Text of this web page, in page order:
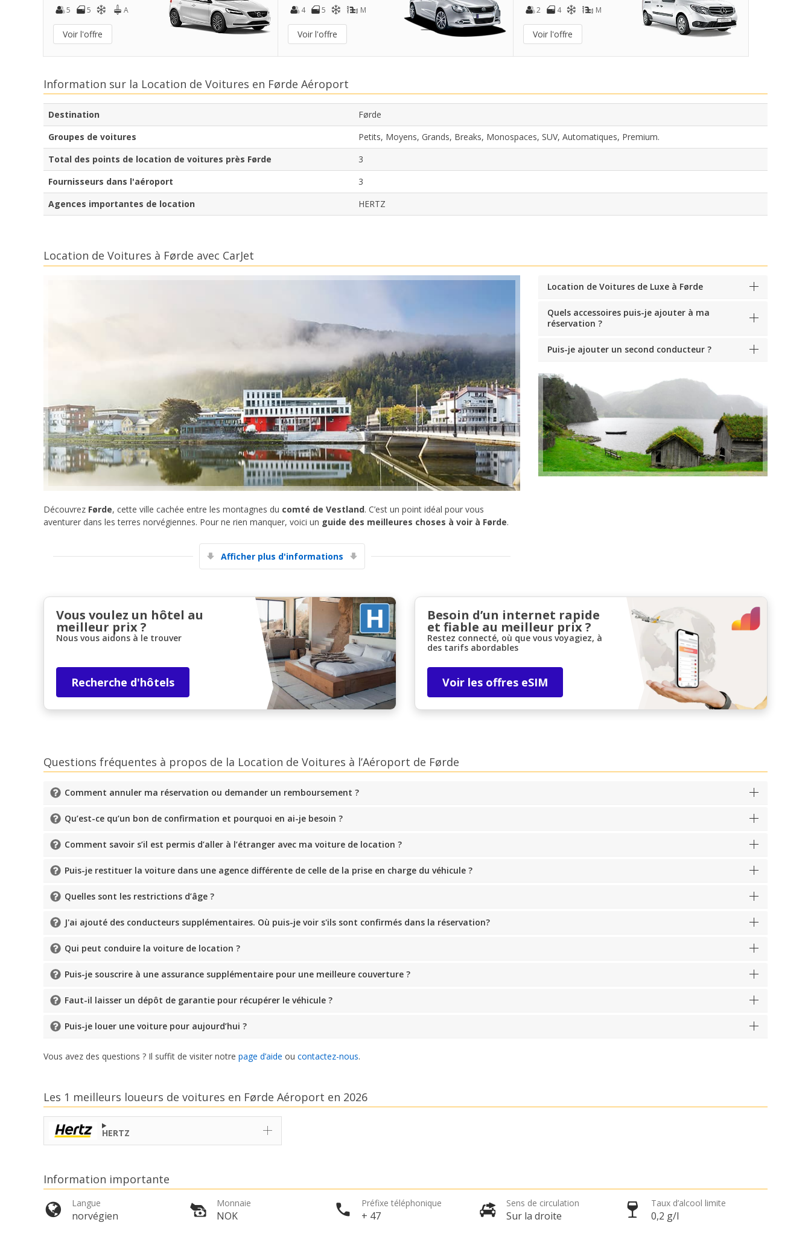
5
5 A
Voir l'offre
4
5 M
Voir l'offre
2
4 M
Voir l'offre
Information sur la Location de Voitures en Førde Aéroport
Destination
Førde
Groupes de voitures
Petits, Moyens, Grands, Breaks, Monospaces, SUV, Automatiques, Premium.
Total des points de location de voitures près Førde
3
Fournisseurs dans l'aéroport
3
Agences importantes de location
HERTZ
Location de Voitures à Førde avec CarJet
Découvrez Førde, cette ville cachée entre les montagnes du comté de Vestland. C’est un point idéal pour vous
aventurer dans les terres norvégiennes. Pour ne rien manquer, voici un guide des meilleures choses à voir à Førde.
Afficher plus d'informations
Location de Voitures de Luxe à Førde
Quels accessoires puis-je ajouter à ma
réservation ?
Puis-je ajouter un second conducteur ?
Vous voulez un hôtel au
meilleur prix ?
Nous vous aidons à le trouver
Recherche d'hôtels
Besoin d’un internet rapide
et fiable au meilleur prix ?
Restez connecté, où que vous voyagiez, à
des tarifs abordables
Voir les offres eSIM
Questions fréquentes à propos de la Location de Voitures à l’Aéroport de Førde
Comment annuler ma réservation ou demander un remboursement ?
Qu’est-ce qu’un bon de confirmation et pourquoi en ai-je besoin ?
Comment savoir s’il est permis d’aller à l’étranger avec ma voiture de location ?
Puis-je restituer la voiture dans une agence différente de celle de la prise en charge du véhicule ?
Quelles sont les restrictions d’âge ?
J'ai ajouté des conducteurs supplémentaires. Où puis-je voir s'ils sont confirmés dans la réservation?
Qui peut conduire la voiture de location ?
Puis-je souscrire à une assurance supplémentaire pour une meilleure couverture ?
Faut-il laisser un dépôt de garantie pour récupérer le véhicule ?
Puis-je louer une voiture pour aujourd’hui ?
Vous avez des questions ? Il suffit de visiter notre page d’aide ou contactez-nous.
Les 1 meilleurs loueurs de voitures en Førde Aéroport en 2026
HERTZ
Information importante
Langue
norvégien
Monnaie
NOK
Préfixe téléphonique
+ 47
Sens de circulation
Sur la droite
Taux d’alcool limite
0,2 g/l
Accédez à toutes vos réservations en un seul
endroit
Se connecter avec eLink